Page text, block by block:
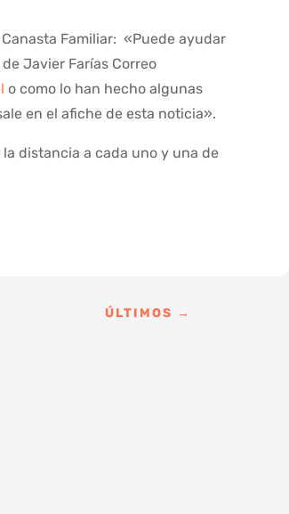
Familiar: «Puede ayudar
Javier Farías Correo
o como lo han hecho algunas
en el afiche de esta noticia».
distancia a cada uno y una de
ÚLTIMOS →